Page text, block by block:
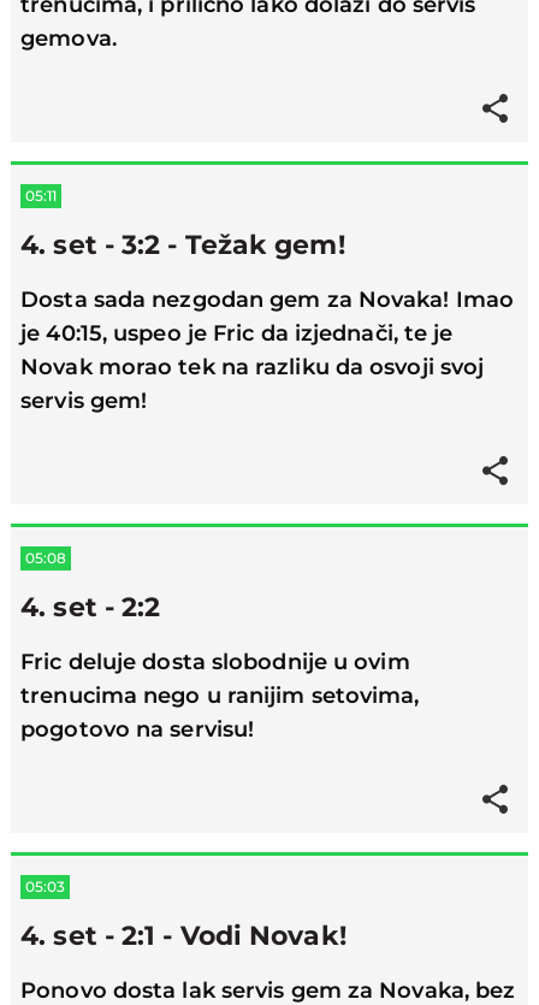
gemova.
05:11
4. set - 3:2 - Težak gem!
Dosta sada nezgodan gem za Novaka! Imao
je 40:15, uspeo je Fric da izjednači, te je
Novak morao tek na razliku da osvoji svoj
servis gem!
05:08
4. set - 2:2
Fric deluje dosta slobodnije u ovim
trenucima nego u ranijim setovima,
pogotovo na servisu!
05:03
4. set - 2:1 - Vodi Novak!
Ponovo dosta lak servis gem za Novaka, bez